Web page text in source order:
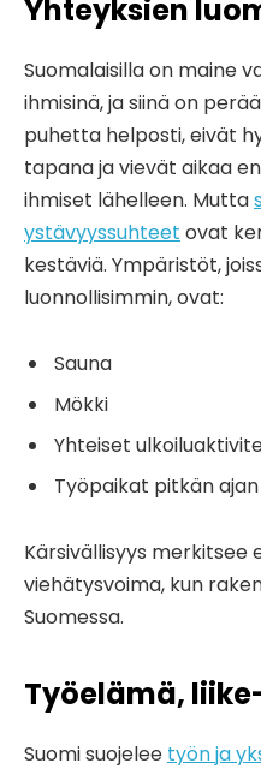
Yhteyksien
Suomalaisilla on maine
ihmisinä, ja siinä on
puhetta helposti, eivät
tapana ja vievät aikaa
ihmiset lähelleen. Mutta
ystävyyssuhteet ovat
kestäviä. Ympäristöt,
luonnollisimmin, ovat:
Sauna
Mökki
Yhteiset
Työpaikat pitkän
Kärsivällisyys merkitsee
viehätysvoima, kun
Suomessa.
Työelämä,
Suomi suojelee työn ja